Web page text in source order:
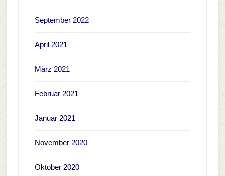
September 2022
April 2021
März 2021
Februar 2021
Januar 2021
November 2020
Oktober 2020